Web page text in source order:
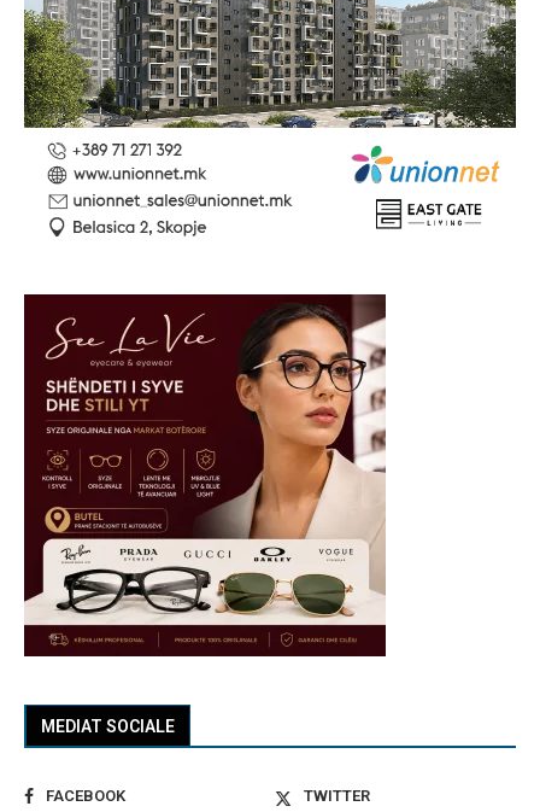
MEDIAT SOCIALE
FACEBOOK
TWITTER